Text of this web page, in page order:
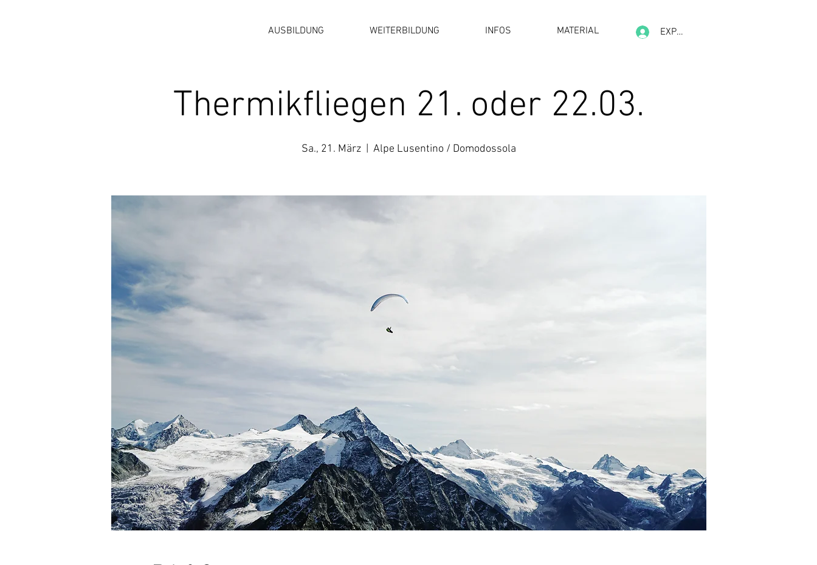
AUSBILDUNG WEITERBILDUNG INFOS MATERIAL EXPERIENCE
Thermikfliegen 21. oder 22.03.
Sa., 21. März
  |
Alpe Lusentino / Domodossola